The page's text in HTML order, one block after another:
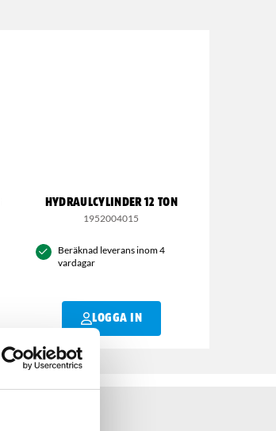
HYDRAULCYLINDER 12 TON
1952004015
Beräknad leverans inom 4
vardagar
LOGGA IN